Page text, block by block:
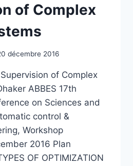
of Complex
décembre 2016
of Complex
ABBES 17th
on Sciences and
control &
Workshop
2016 Plan
OF OPTIMIZATION